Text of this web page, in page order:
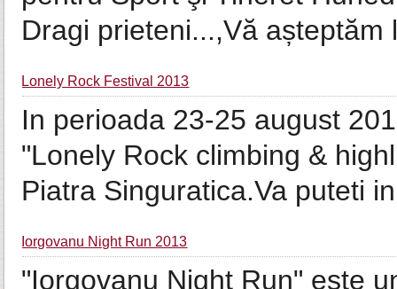
Dragi prieteni...,Vă așteptăm
Lonely Rock Festival 2013
In perioada 23-25 august
"Lonely Rock climbing &
Piatra Singuratica.Va puteti
Iorgovanu Night Run 2013
"Iorgovanu Night Run" este